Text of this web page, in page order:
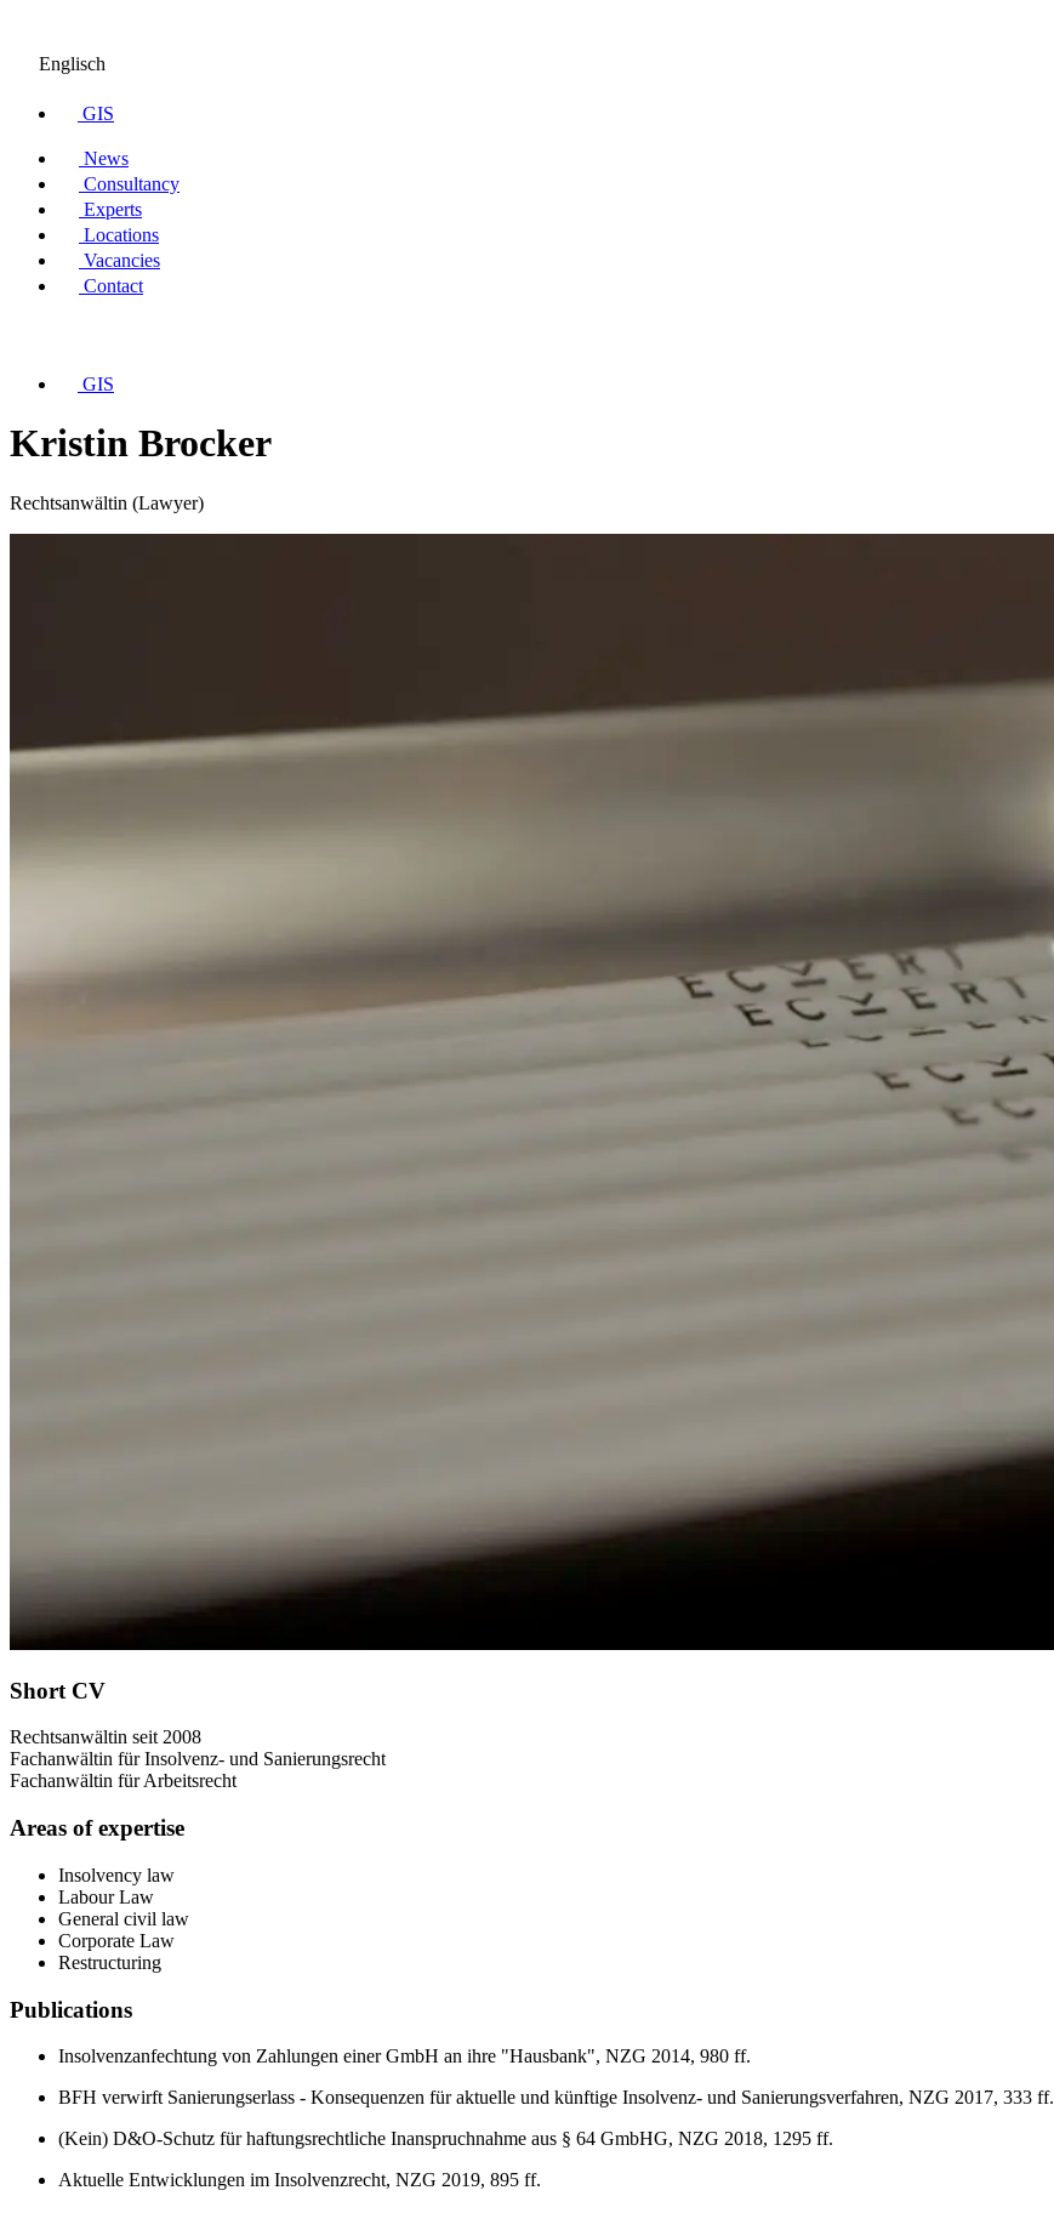
Englisch
GIS
News
Consultancy
Experts
Locations
Vacancies
Contact
GIS
Kristin Brocker
Rechtsanwältin (Lawyer)
Short CV
Rechtsanwältin seit 2008
Fachanwältin für Insolvenz- und Sanierungsrecht
Fachanwältin für Arbeitsrecht
Areas of expertise
Insolvency law
Labour Law
General civil law
Corporate Law
Restructuring
Publications
Insolvenzanfechtung von Zahlungen einer GmbH an ihre "Hausbank", NZG 2014, 980 ff.
BFH verwirft Sanierungserlass - Konsequenzen für aktuelle und künftige Insolvenz- und Sanierungsverfahren, NZG 2017, 333 ff.
(Kein) D&O-Schutz für haftungsrechtliche Inanspruchnahme aus § 64 GmbHG, NZG 2018, 1295 ff.
Aktuelle Entwicklungen im Insolvenzrecht, NZG 2019, 895 ff.